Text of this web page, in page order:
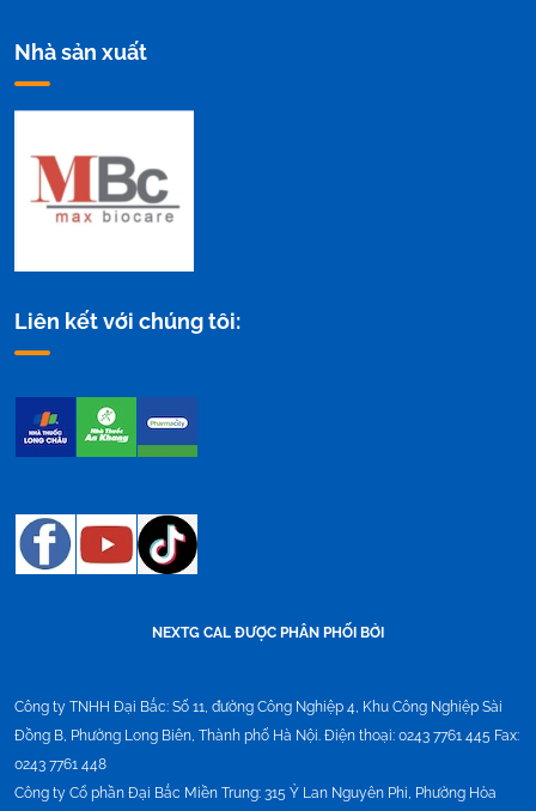
Nhà sản xuất
Liên kết với chúng tôi:
NEXTG CAL ĐƯỢC PHÂN PHỐI BỞI
Công ty TNHH Đại Bắc: Số 11, đường Công Nghiệp 4, Khu Công Nghiệp Sài
Đồng B, Phường Long Biên, Thành phố Hà Nội. Điện thoại: 0243 7761 445 Fax:
0243 7761 448
Công ty Cổ phần Đại Bắc Miền Trung: 315 Ỷ Lan Nguyên Phi, Phường Hòa